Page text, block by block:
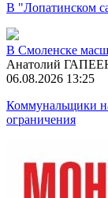
В "Лопатинском
В Смоленске
Анатолий
06.08.2026 13:25
Коммунальщики
ограничения